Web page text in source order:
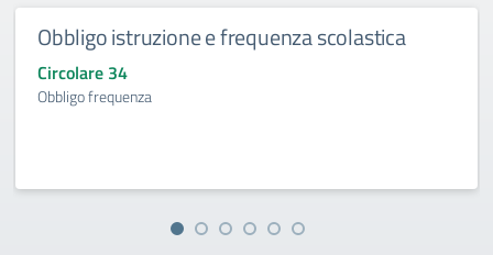
Obbligo istruzione e frequenza scolastica
Circolare 34
Obbligo frequenza